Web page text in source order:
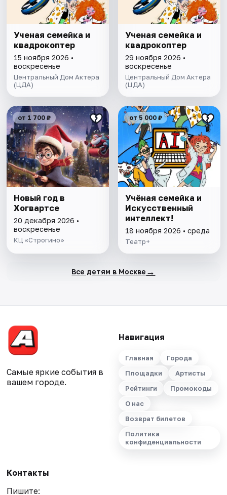
Ученая семейка и
квадрокоптер
15 ноября 2026 •
воскресенье
Центральный Дом Актера
(ЦДА)
Ученая семейка и
квадрокоптер
29 ноября 2026 •
воскресенье
Центральный Дом Актера
(ЦДА)
от 1 700 ₽
Новый год в
Хогвартсе
20 декабря 2026 •
воскресенье
КЦ «Строгино»
от 5 000 ₽
Учёная семейка и
Искусственный
интеллект!
18 ноября 2026 • среда
Театр+
Все детям в Москве →
Самые яркие события в
вашем городе.
Навигация
Главная
Города
Площадки
Артисты
Рейтинги
Промокоды
О нас
Возврат билетов
Политика
конфиденциальности
Контакты
Пишите: